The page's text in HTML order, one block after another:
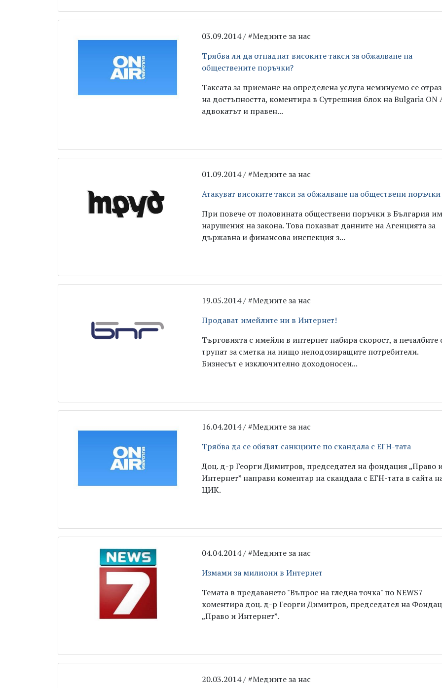
03.09.2014 / #Медиите за нас
Трябва ли да отпаднат високите такси за обжалване на
обществените поръчки?
Таксата за приемане на определена услуга неминуемо се
на достъпността, коментира в Сутрешния блок на Bulgaria ON
адвокатът и правен...
01.09.2014 / #Медиите за нас
Атакуват високите такси за обжалване на обществени поръчки
При повече от половината обществени поръчки в България
нарушения на закона. Това показват данните на Агенцията за
държавна и финансова инспекция з...
19.05.2014 / #Медиите за нас
Продават имейлите ни в Интернет!
Търговията с имейли в интернет набира скорост, а печалбите
трупат за сметка на нищо неподозиращите потребители.
Бизнесът е изключително доходоносен...
16.04.2014 / #Медиите за нас
Трябва да се обявят санкциите по скандала с ЕГН-тата
Доц. д-р Георги Димитров, председател на фондация „Право
Интернет” направи коментар на скандала с ЕГН-тата в сайта
ЦИК.
04.04.2014 / #Медиите за нас
Измами за милиони в Интернет
Темата в предаването "Въпрос на гледна точка" по NEWS7
коментира доц. д-р Георги Димитров, председател на
„Право и Интернет”.
20.03.2014 / #Медиите за нас